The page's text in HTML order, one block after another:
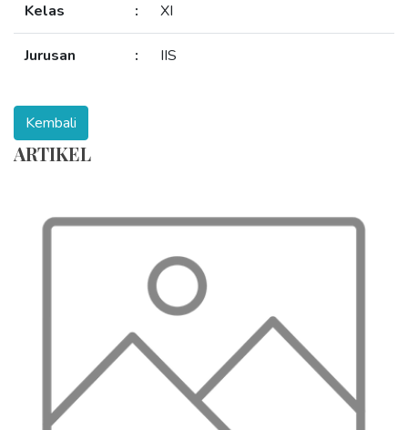
Kelas : XI
Jurusan : IIS
ARTIKEL